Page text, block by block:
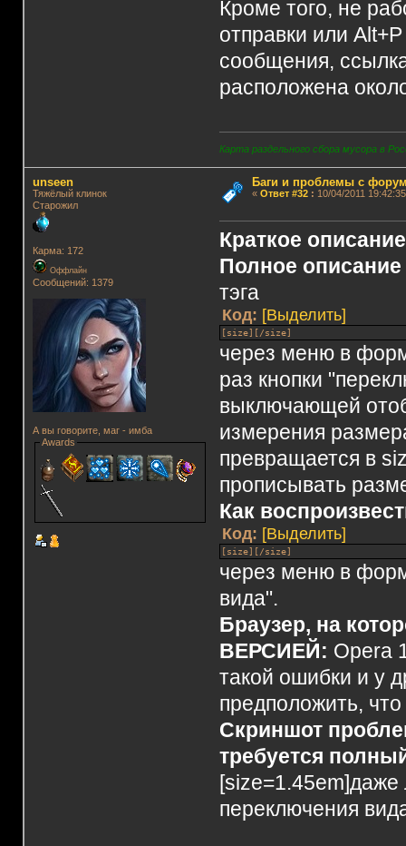
Кроме того, не
отправки или
сообщения,
расположена
Карта раздельного сбора мусора в
unseen
Тяжёлый клинок
Старожил
Карма: 172
Оффлайн
Сообщений: 1379
А вы говорите, маг - имба
Awards
Баги и проблемы с
« Ответ #32: 10/04/2011
Краткое
Полное
тэга
Код: [Выделить]
[size][/size]
через меню в
раз кнопки
выключающей
измерения
превращается в
прописывать
Как
Код: [Выделить]
[size][/size]
через меню в
вида".
Браузер, на
ВЕРСИЕЙ: Opera
такой ошибки и у
предположить,
Скриншот
требуется
переключения